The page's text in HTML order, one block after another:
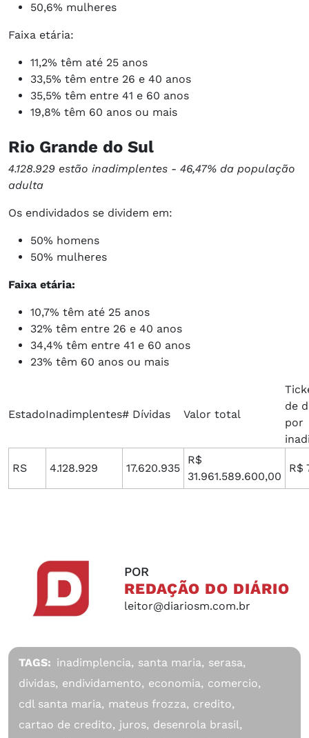
50,6% mulheres
Faixa etária:
​11,2% têm até 25 anos
33,5% têm entre 26 e 40 anos
35,5% têm entre 41 e 60 anos
19,8% têm 60 anos ou mais
Rio Grande do Sul
4.128.929 estão inadimplentes - 46,47% da população
adulta
Os endividados se dividem em:
​50% homens
50% mulheres
Faixa etária:
​10,7% têm até 25 anos
32% têm entre 26 e 40 anos
34,4% têm entre 41 e 60 anos
23% têm 60 anos ou mais
EstadoInadimplentes# Dívidas Valor total
de
por
RS 4.128.929 17.620.935
R$
31.961.589.600,00
R$
POR
REDAÇÃO DO DIÁRIO
leitor@diariosm.com.br
TAGS: inadimplencia, santa maria, serasa,
dividas, endividamento, economia, comercio,
cdl santa maria, mateus frozza, credito,
cartao de credito, juros, desenrola brasil,